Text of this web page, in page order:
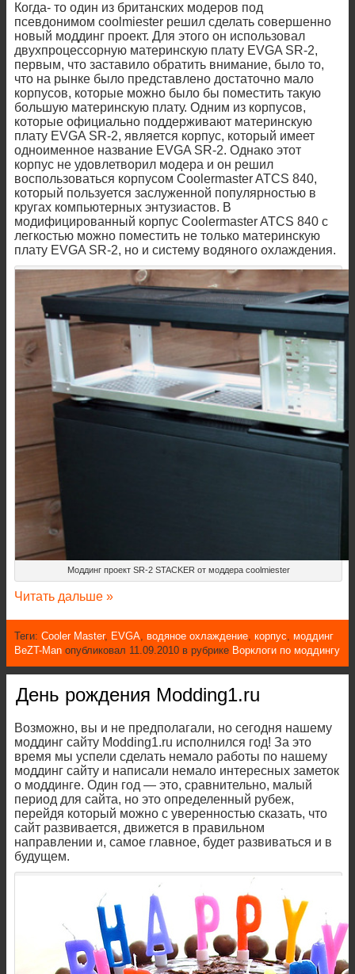
Когда- то один из британских модеров под
псевдонимом coolmiester решил сделать совершенно
новый моддинг проект. Для этого он использовал
двухпроцессорную материнскую плату EVGA SR-2,
первым, что заставило обратить внимание, было то,
что на рынке было представлено достаточно мало
корпусов, которые можно было бы поместить такую
большую материнскую плату. Одним из корпусов,
которые официально поддерживают материнскую
плату EVGA SR-2, является корпус, который имеет
одноименное название EVGA SR-2. Однако этот
корпус не удовлетворил модера и он решил
воспользоваться корпусом Coolermaster ATCS 840,
который пользуется заслуженной популярностью в
кругах компьютерных энтузиастов. В
модифицированный корпус Coolermaster ATCS 840 с
легкостью можно поместить не только материнскую
плату EVGA SR-2, но и систему водяного охлаждения.
Моддинг проект SR-2 STACKER от моддера coolmiester
Читать дальше »
Теги: Cooler Master, EVGA, водяное охлаждение, корпус, моддинг
BeZT-Man опубликовал 11.09.2010 в рубрике Ворклоги по моддингу
День рождения Modding1.ru
Возможно, вы и не предполагали, но сегодня нашему
моддинг сайту Modding1.ru исполнился год! За это
время мы успели сделать немало работы по нашему
моддинг сайту и написали немало интересных заметок
о моддинге. Один год — это, сравнительно, малый
период для сайта, но это определенный рубеж,
перейдя который можно с уверенностью сказать, что
сайт развивается, движется в правильном
направлении и, самое главное, будет развиваться и в
будущем.